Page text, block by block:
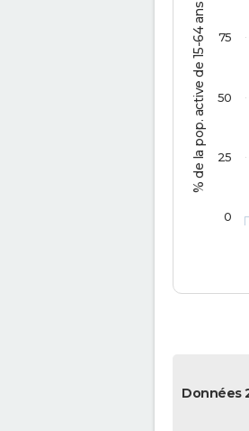
% de la pop. active de 15-64 ans
0
25
50
75
Données